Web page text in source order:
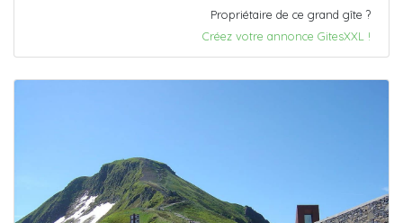
Propriétaire de ce grand gîte ?
Créez votre annonce GitesXXL !